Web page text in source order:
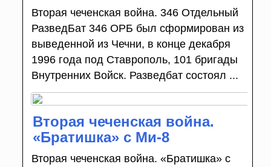
Вторая чеченская война. 346 Отдельный
РазведБат 346 ОРБ был сформирован из
выведенной из Чечни, в конце декабря
1996 года под Ставрополь, 101 бригады
Внутренних Войск. Разведбат состоял ...
Вторая чеченская война.
«Братишка» с Ми-8
Вторая чеченская война. «Братишка» с